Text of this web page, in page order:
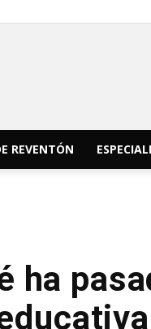
REVENTÓN
ha